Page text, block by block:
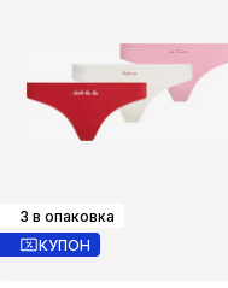
3 в опаковка
КУПОН